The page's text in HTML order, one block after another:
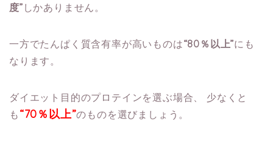
度” しかありません。
一方でたんぱく質含有率が高いものは“80％以上”にも
なります。
ダイエット目的のプロテインを選ぶ場合、
少なくと
も “70％以上”のものを選びましょう。